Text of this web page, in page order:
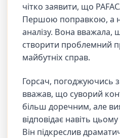
чітко заявити, що
Першою поправкою, а
аналізу. Вона
створити проблемний
майбутніх справ.
Горсач, погоджуючись
вважав, що суворий
більш доречним, але
відповідає навіть
Він підкреслив